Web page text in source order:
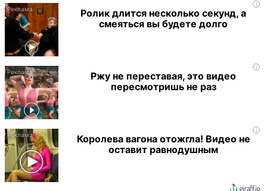
i
Ролик длится несколько секунд, а
смеяться вы будете долго
i
Ржу не переставая, это видео
пересмотришь не раз
i
Королева вагона отожгла! Видео не
оставит равнодушным